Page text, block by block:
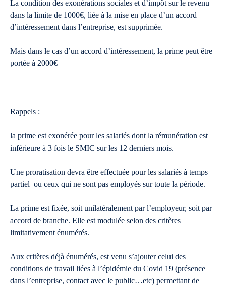
La condition des exonérations sociales et d’impôt sur le revenu
dans la limite de 1000€, liée à la mise en place d’un accord
d’intéressement dans l’entreprise, est supprimée.
Mais dans le cas d’un accord d’intéressement, la prime peut être
portée à 2000€
Rappels :
la prime est exonérée pour les salariés dont la rémunération est
inférieure à 3 fois le SMIC sur les 12 derniers mois.
Une proratisation devra être effectuée pour les salariés à temps
partiel ou ceux qui ne sont pas employés sur toute la période.
La prime est fixée, soit unilatéralement par l’employeur, soit par
accord de branche. Elle est modulée selon des critères
limitativement énumérés.
Aux critères déjà énumérés, est venu s’ajouter celui des
conditions de travail liées à l’épidémie du Covid 19 (présence
dans l’entreprise, contact avec le public…etc) permettant de